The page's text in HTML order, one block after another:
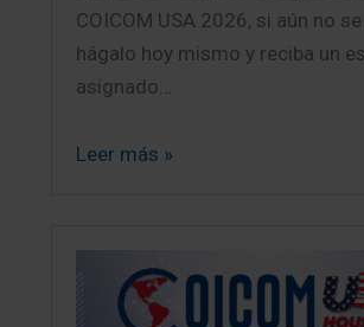
COICOM USA 2026, si aún no
hágalo hoy mismo y reciba un
asignado…
Leer más »